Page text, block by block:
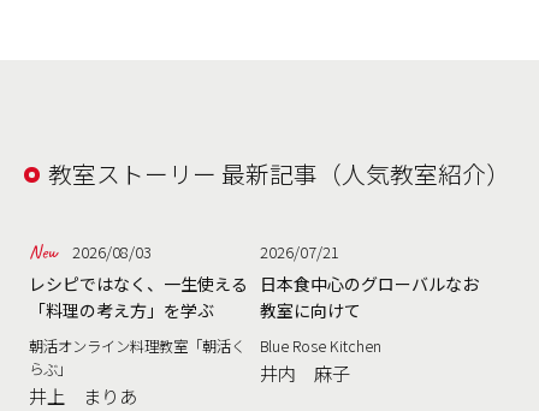
教室ストーリー 最新記事（人気教室紹介）
2026/08/03
レシピではなく、一生使える
「料理の考え方」を学ぶ
朝活オンライン料理教室「朝活く
らぶ」
井上 まりあ
2026/07/21
日本食中心のグローバルなお
教室に向けて
Blue Rose Kitchen
井内 麻子